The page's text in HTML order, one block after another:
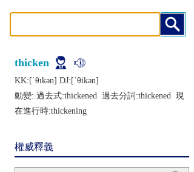
thicken
KK:[ˈθɪkǝn] DJ:[ˈθikǝn]
動變: 過去式:thickened 過去分詞:thickened 現
在進行時:thickening
權威釋義